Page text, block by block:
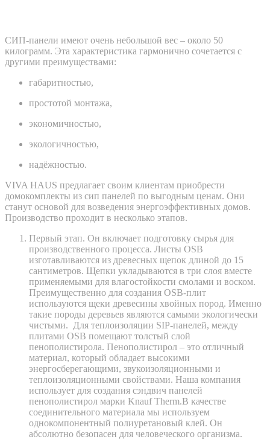
СИП-панели имеют очень небольшой вес – около 50
килограмм. Эта характеристика гармонично сочетается с
другими преимуществами:
габаритностью,
простотой монтажа,
экономичностью,
экологичностью,
надёжностью.
VIVA HAUS предлагает своим клиентам приобрести
домокомплекты из сип панелей по выгодным ценам. Они
станут основой для возведения энергоэффективных домов.
Производство проходит в несколько этапов.
Первый этап. Он включает подготовку сырья для
производственного процесса. Листы OSB
изготавливаются из древесных щепок длиной до 15
сантиметров. Щепки укладываются в три слоя вместе
применяемыми для влагостойкости смолами и воском.
Преимущественно для создания OSB-плит
используются щеки древесины хвойных пород. Именно
такие породы деревьев являются самыми экологически
чистыми. Для теплоизоляции SIP-панелей, между
плитами OSB помещают толстый слой
пенополистирола. Пенополистирол – это отличный
материал, который обладает высокими
энергосберегающими, звукоизоляционными и
теплоизоляционными свойствами. Наша компания
использует для создания сэндвич панелей
пенополистирол марки Knauf Therm.В качестве
соединительного материала мы используем
однокомпонентный полиуретановый клей. Он
абсолютно безопасен для человеческого организма.